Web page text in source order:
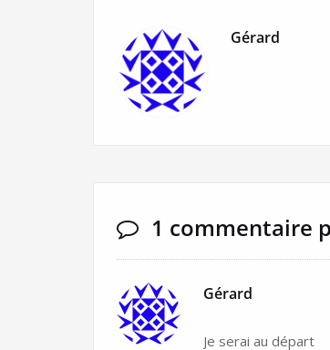
Gérard
1 commentaire
Gérard
Je serai au départ